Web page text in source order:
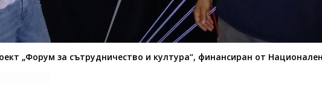
„Форум за сътрудничество и култура“, финансиран от